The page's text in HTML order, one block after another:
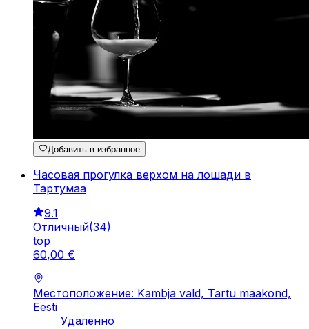
Добавить в избранное
Часовая прогулка верхом на лошади в
Тартумаа
9.1
Отличный(34)
top
60,00 €
Местоположение: Kambja vald, Tartu maakond,
Eesti
Удалённо